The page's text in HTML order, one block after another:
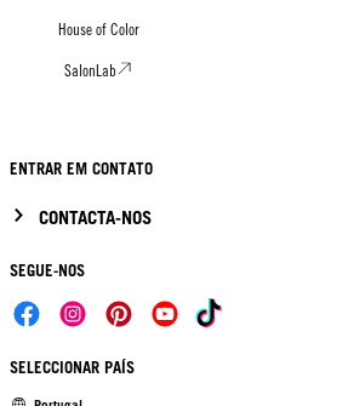
House of Color
SalonLab
ENTRAR EM CONTATO
CONTACTA-NOS
SEGUE-NOS
SELECCIONAR PAÍS